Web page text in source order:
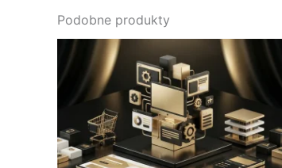
Podobne produkty